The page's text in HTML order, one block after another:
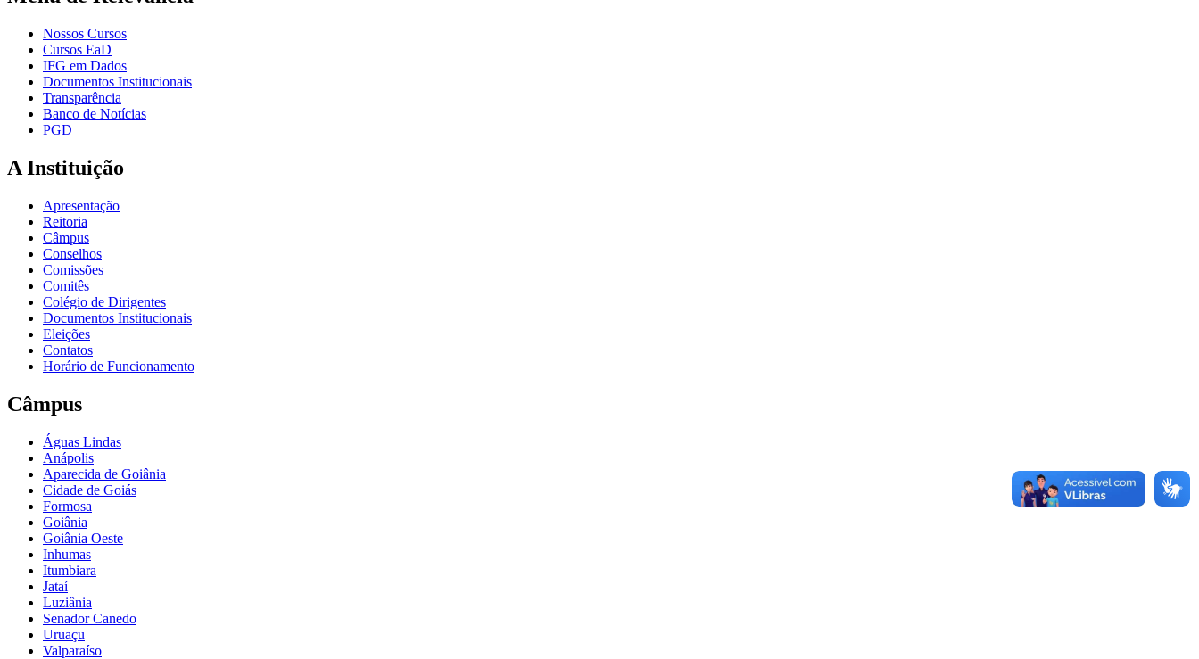
Nossos Cursos
Cursos EaD
IFG em Dados
Documentos Institucionais
Transparência
Banco de Notícias
PGD
A Instituição
Apresentação
Reitoria
Câmpus
Conselhos
Comissões
Comitês
Colégio de Dirigentes
Documentos Institucionais
Eleições
Contatos
Horário de Funcionamento
Câmpus
Águas Lindas
Anápolis
Aparecida de Goiânia
Cidade de Goiás
Formosa
Goiânia
Goiânia Oeste
Inhumas
Itumbiara
Jataí
Luziânia
Senador Canedo
Uruaçu
Valparaíso